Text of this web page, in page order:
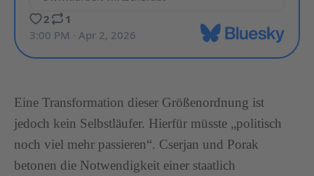
Eine Transformation dieser Größenordnung ist
jedoch kein Selbstläufer. Hierfür müsste „politisch
noch viel mehr passieren“. Cserjan und Porak
betonen die Notwendigkeit einer staatlich